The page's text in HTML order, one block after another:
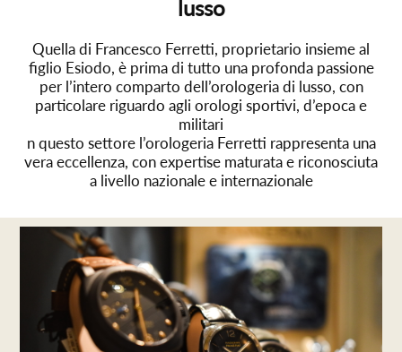
lusso
Quella di Francesco Ferretti, proprietario insieme al
figlio Esiodo, è prima di tutto una profonda passione
per l’intero comparto dell’orologeria di lusso, con
particolare riguardo agli orologi sportivi, d’epoca e
militari
n questo settore l’orologeria Ferretti rappresenta una
vera eccellenza, con expertise maturata e riconosciuta
a livello nazionale e internazionale